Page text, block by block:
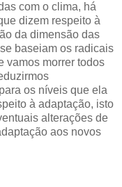
com o clima, há
dizem respeito à
da dimensão das
baseiam os radicais
vamos morrer todos
os níveis que ela
à adaptação, isto
alterações de
aos novos